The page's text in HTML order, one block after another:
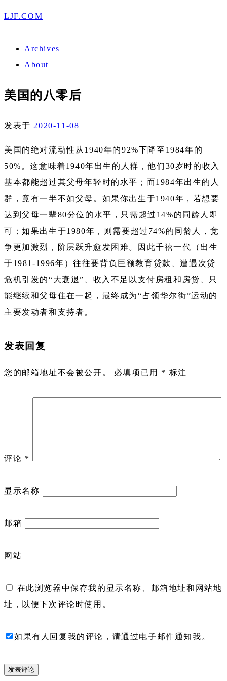
LJF.COM
Archives
About
美国的八零后
发表于 2020-11-08
美国的绝对流动性从1940年的92%下降至1984年的
50%。这意味着1940年出生的人群，他们30岁时的收入
基本都能超过其父母年轻时的水平；而1984年出生的人
群，竟有一半不如父母。如果你出生于1940年，若想要
达到父母一辈80分位的水平，只需超过14%的同龄人即
可；如果出生于1980年，则需要超过74%的同龄人，竞
争更加激烈，阶层跃升愈发困难。因此千禧一代（出生
于1981-1996年）往往要背负巨额教育贷款、遭遇次贷
危机引发的“大衰退”、收入不足以支付房租和房贷、只
能继续和父母住在一起，最终成为“占领华尔街”运动的
主要发动者和支持者。
发表回复
您的邮箱地址不会被公开。 必填项已用 * 标注
评论 *
显示名称
邮箱
网站
在此浏览器中保存我的显示名称、邮箱地址和网站地
址，以便下次评论时使用。
如果有人回复我的评论，请通过电子邮件通知我。